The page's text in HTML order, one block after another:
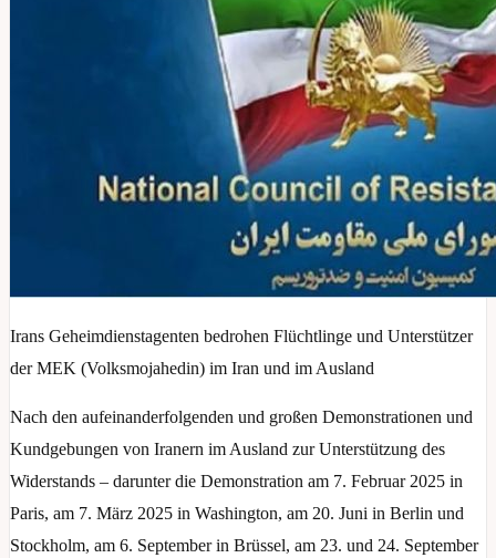
Irans Geheimdienstagenten bedrohen Flüchtlinge und Unterstützer
der MEK (Volksmojahedin) im Iran und im Ausland
Nach den aufeinanderfolgenden und großen Demonstrationen und
Kundgebungen von Iranern im Ausland zur Unterstützung des
Widerstands – darunter die Demonstration am 7. Februar 2025 in
Paris, am 7. März 2025 in Washington, am 20. Juni in Berlin und
Stockholm, am 6. September in Brüssel, am 23. und 24. September